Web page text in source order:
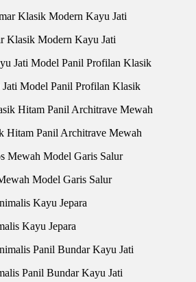
Klasik Modern Kayu Jati
Model Panil Profilan Klasik
Hitam Panil Architrave Mewah
Model Garis Salur
Kayu Jepara
Panil Bundar Kayu Jati